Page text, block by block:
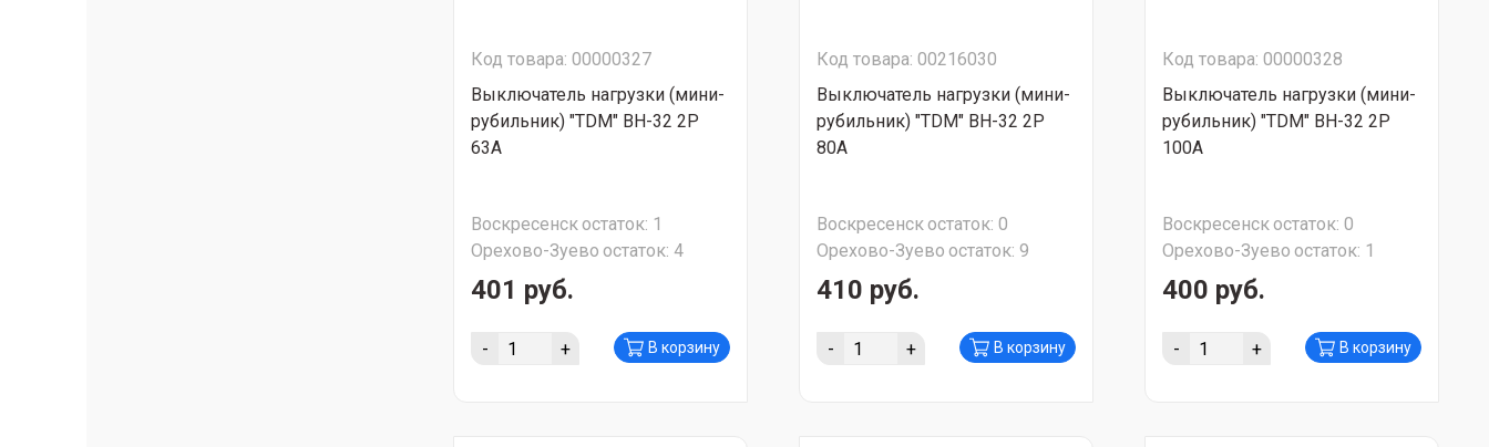
Код товара: 00000327
Выключатель нагрузки (мини-
рубильник) "TDM" ВН-32 2Р
63А
Воскресенскостаток: 1
Орехово-Зуево остаток: 4
401 руб.
- + В корзину
Код товара: 00216030
Выключатель нагрузки (мини-
рубильник) "TDM" ВН-32 2Р
80А
Воскресенскостаток: 0
Орехово-Зуево остаток: 9
410 руб.
- + В корзину
Код товара: 00000328
Выключатель нагрузки (мини-
рубильник) "TDM" ВН-32 2Р
100А
Воскресенскостаток: 0
Орехово-Зуево остаток: 1
400 руб.
- + В корзину